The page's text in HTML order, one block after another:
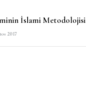
İslami Metodolojisi
2017